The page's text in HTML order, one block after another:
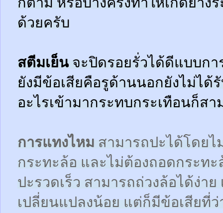
ด้วยครับ
สตีมเย็นจะปิดรอยรั่วได้ดีแบบก
ยังมีข้อเสียคือรูด้านนอกยังไม่ได้
อะไรเข้ามากระทบกระเทือนก็ส
การแทงไหม สามารถปะได้โดยไ
กระทะล้อ และไม่ต้องถอดกระทะ
ปะรวดเร็ว สามารถถ่วงล้อได้ง่า
เปลี่ยนแปลงน้อย แต่ก็มีข้อเสียที่